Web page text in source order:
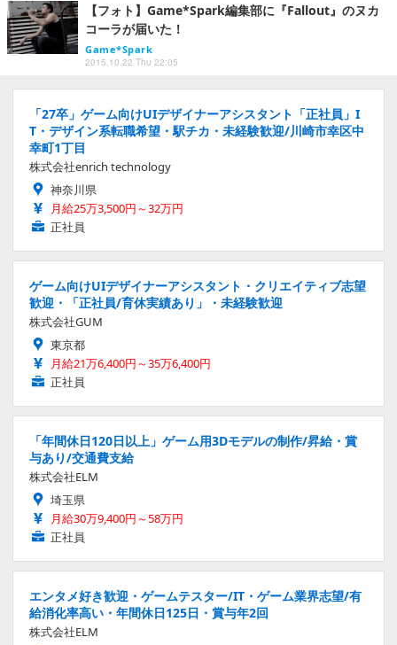
【フォト】Game*Spark編集部に『Fallout』のヌカ
コーラが届いた！
Game*Spark
2015.10.22 Thu 22:05
「27卒」ゲーム向けUIデザイナーアシスタント「正社員」I
T・デザイン系転職希望・駅チカ・未経験歓迎/川崎市幸区中
幸町1丁目
株式会社enrich technology
神奈川県
月給25万3,500円～32万円
正社員
ゲーム向けUIデザイナーアシスタント・クリエイティブ志望
歓迎・「正社員/育休実績あり」・未経験歓迎
株式会社GUM
東京都
月給21万6,400円～35万6,400円
正社員
「年間休日120日以上」ゲーム用3Dモデルの制作/昇給・賞
与あり/交通費支給
株式会社ELM
埼玉県
月給30万9,400円～58万円
正社員
エンタメ好き歓迎・ゲームテスター/IT・ゲーム業界志望/有
給消化率高い・年間休日125日・賞与年2回
株式会社ELM